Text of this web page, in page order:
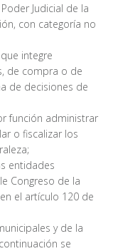
Judicial de la
con categoría no
integre
de compra o de
de decisiones de
función administrar
o fiscalizar los
entidades
Congreso de la
el artículo 120 de
y de la
se